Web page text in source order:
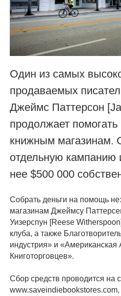
Один из самых
продаваемых
Джеймс Паттерсон
продолжает
книжным магазинам.
отдельную кампанию
нее $500 000
Собрать деньги на помощь
магазинам Джеймсу
Уизерспун [Reese
клуба, а также
индустрия» и «Американская
Книготорговцев».
Сбор средств проводится на